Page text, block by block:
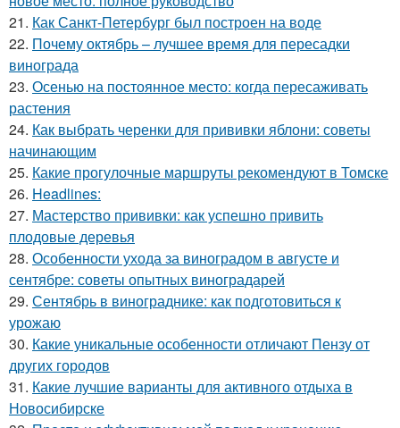
21. Как Санкт-Петербург был построен на воде
22. Почему октябрь – лучшее время для пересадки
винограда
23. Осенью на постоянное место: когда пересаживать
растения
24. Как выбрать черенки для прививки яблони: советы
начинающим
25. Какие прогулочные маршруты рекомендуют в Томске
26. Headlines:
27. Мастерство прививки: как успешно привить
плодовые деревья
28. Особенности ухода за виноградом в августе и
сентябре: советы опытных виноградарей
29. Сентябрь в винограднике: как подготовиться к
урожаю
30. Какие уникальные особенности отличают Пензу от
других городов
31. Какие лучшие варианты для активного отдыха в
Новосибирске